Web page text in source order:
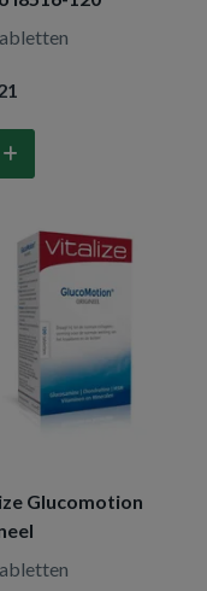
Glucomotion